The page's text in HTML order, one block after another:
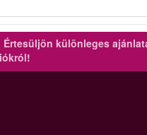
Értesüljön különleges